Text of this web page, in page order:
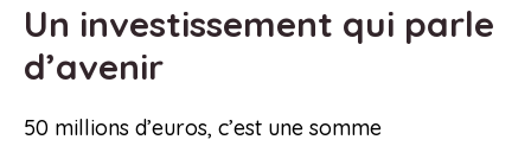
Un investissement qui parle
d’avenir
50 millions d’euros, c’est une somme